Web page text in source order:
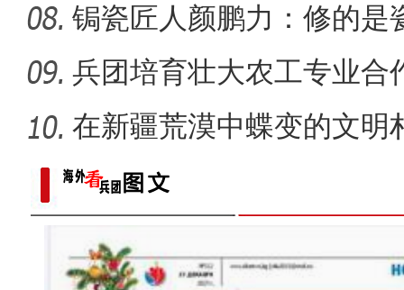
锔瓷匠人颜鹏力：修的是
兵团培育壮大农工专业合
能
在新疆荒漠中蝶变的文明